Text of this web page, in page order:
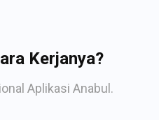
Kerjanya?
Aplikasi Anabul.